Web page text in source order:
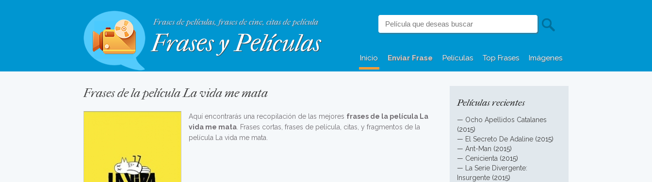
Frases de películas, frases de cine, citas de película
Frases y Películas
Inicio Enviar Frase Películas Top Frases Imágenes
Frases de la película La vida me mata
Aquí encontrarás una recopilación de las mejores frases de la película La
vida me mata . Frases cortas, frases de película, citas, y fragmentos de la
película La vida me mata.
Películas recientes
— Ocho Apellidos Catalanes
(2015)
— El Secreto De Adaline (2015)
— Ant-Man (2015)
— Cenicienta (2015)
—
La Serie Divergente:
Insurgente (2015)